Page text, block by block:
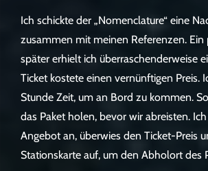
Ich schickte der „Nomenclature“ eine
zusammen mit meinen Referenzen. Ein
später erhielt ich überraschenderweise
Ticket kostete einen vernünftigen Preis.
Stunde Zeit, um an Bord zu kommen.
das Paket holen, bevor wir abreisten.
Angebot an, überwies den Ticket-Preis
Stationskarte auf, um den Abholort des